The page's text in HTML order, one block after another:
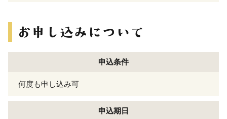
申込条件
何度も申し込み可
申込期日